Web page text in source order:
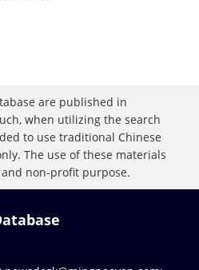
are published in
when utilizing the search
to use traditional Chinese
The use of these materials
non-profit purpose.